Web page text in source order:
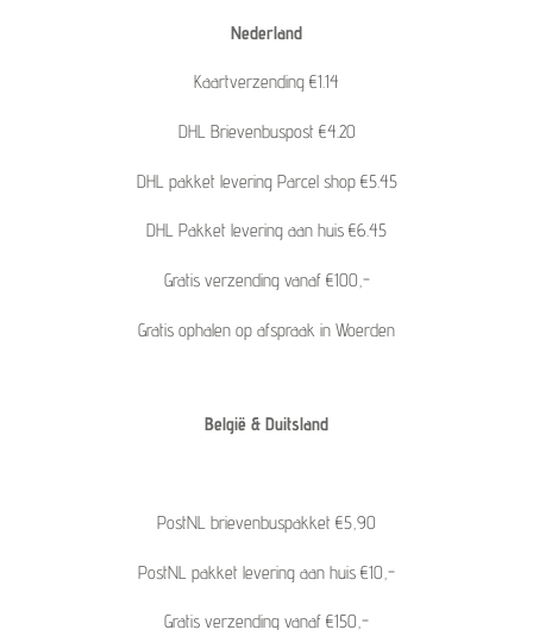
Nederland
Kaartverzending €1.14
DHL Brievenbuspost €4.20
DHL pakket levering Parcel shop €5.45
DHL Pakket levering aan huis €6.45
Gratis verzending vanaf €100,-
Gratis ophalen op afspraak in Woerden
België & Duitsland
PostNL brievenbuspakket €5,90
PostNL pakket levering aan huis €10,-
Gratis verzending vanaf €150,-